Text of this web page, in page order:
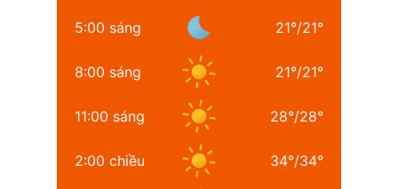
5:00 sáng 21°/21°
8:00 sáng 21°/21°
11:00 sáng 28°/28°
2:00 chiều 34°/34°